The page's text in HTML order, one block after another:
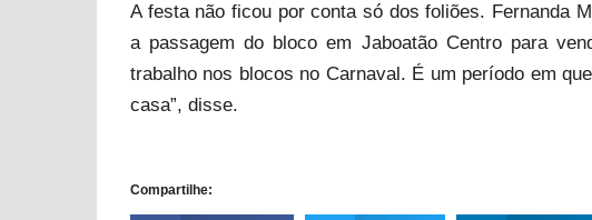
A festa não ficou por conta só dos foliões. Fernanda
a passagem do bloco em Jaboatão Centro para
trabalho nos blocos no Carnaval. É um período em
casa”, disse.
Compartilhe: